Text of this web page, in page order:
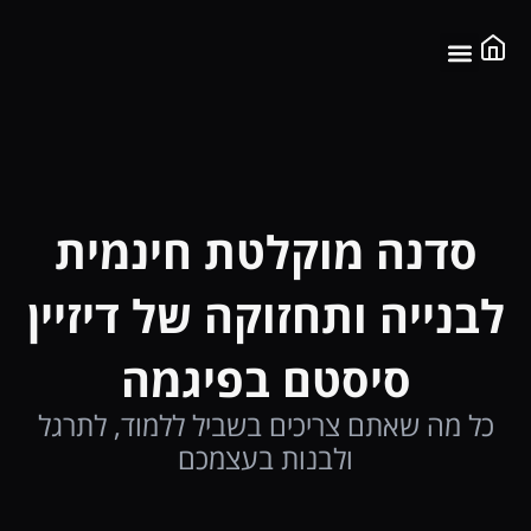
סדנה מוקלטת חינמית
לבנייה ותחזוקה של דיזיין
סיסטם בפיגמה
כל מה שאתם צריכים בשביל ללמוד, לתרגל
ולבנות בעצמכם